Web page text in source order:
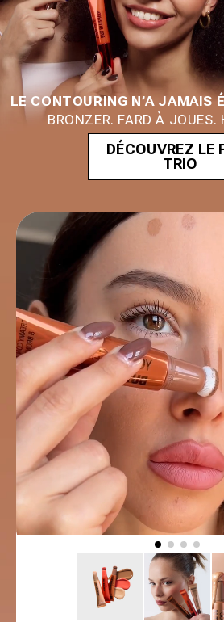
LE CONTOURING N’A JAMAIS
BRONZER. FARD À JOUES.
DÉCOUVREZ LE
TRIO